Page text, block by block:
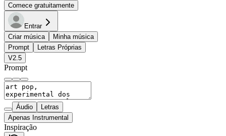
Comece gratuitamente
Entrar
Criar música
Minha música
Prompt
Letras Próprias
V2.5
Prompt
Áudio
Letras
Apenas Instrumental
Inspiração